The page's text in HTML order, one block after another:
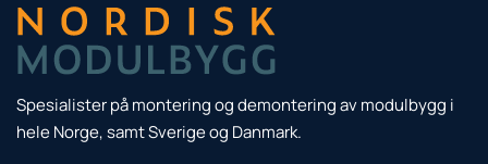
Spesialister på montering og demontering av modulbygg i
hele Norge, samt Sverige og Danmark.